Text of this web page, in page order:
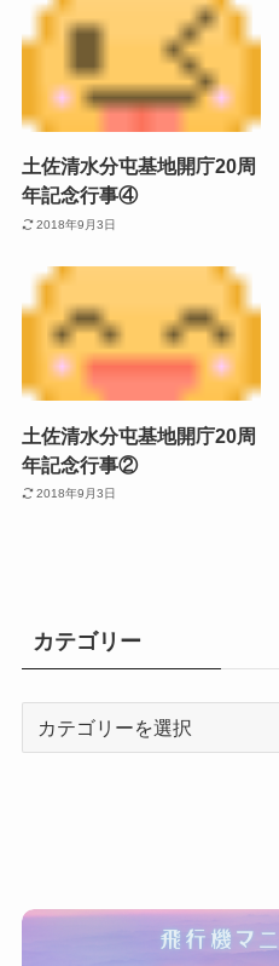
土佐清水分屯基地開庁20周
年記念行事④
2018年9月3日
土佐清水分屯基地開庁20周
年記念行事②
2018年9月3日
カテゴリー